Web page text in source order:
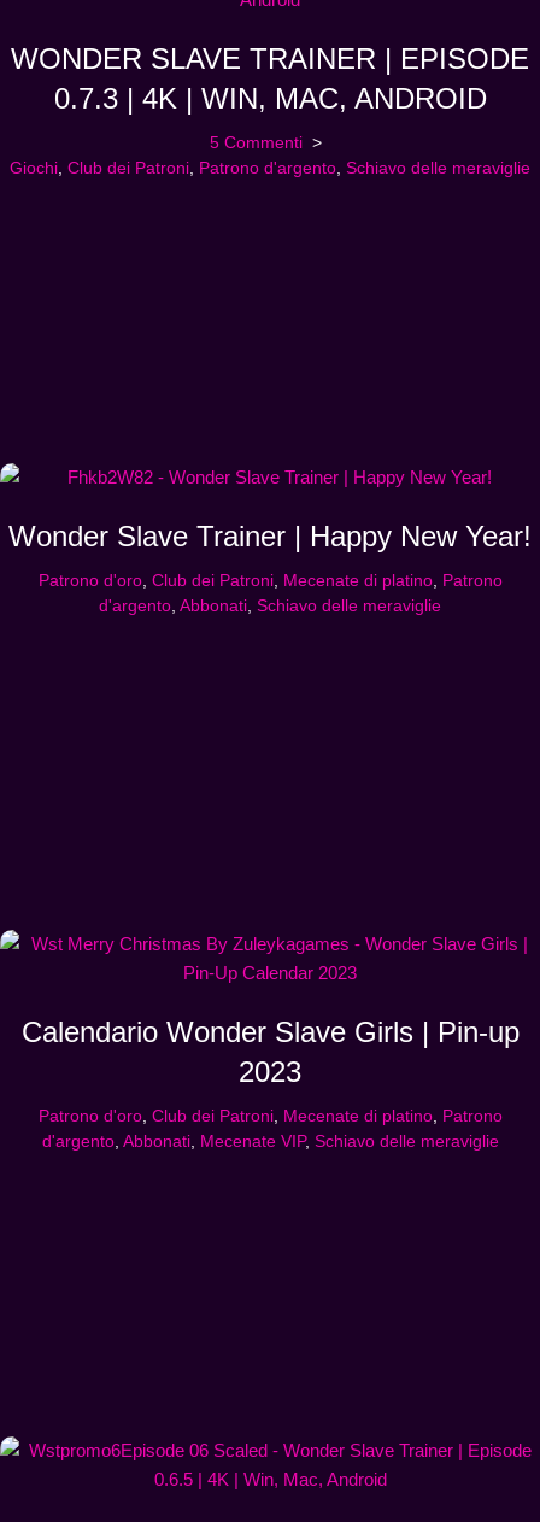
WONDER SLAVE TRAINER | EPISODE
0.7.3 | 4K | WIN, MAC, ANDROID
5 Commenti
Giochi Club dei Patroni Patrono d'argento Schiavo delle meraviglie
Wonder Slave Trainer | Happy New Year!
Patrono d'oro, Club dei Patroni, Mecenate di platino, Patrono
d'argento Abbonati Schiavo delle meraviglie
Calendario Wonder Slave Girls | Pin-up
2023
Patrono d'oro, Club dei Patroni, Mecenate di platino, Patrono
d'argento, Abbonati, Mecenate VIP, Schiavo delle meraviglie